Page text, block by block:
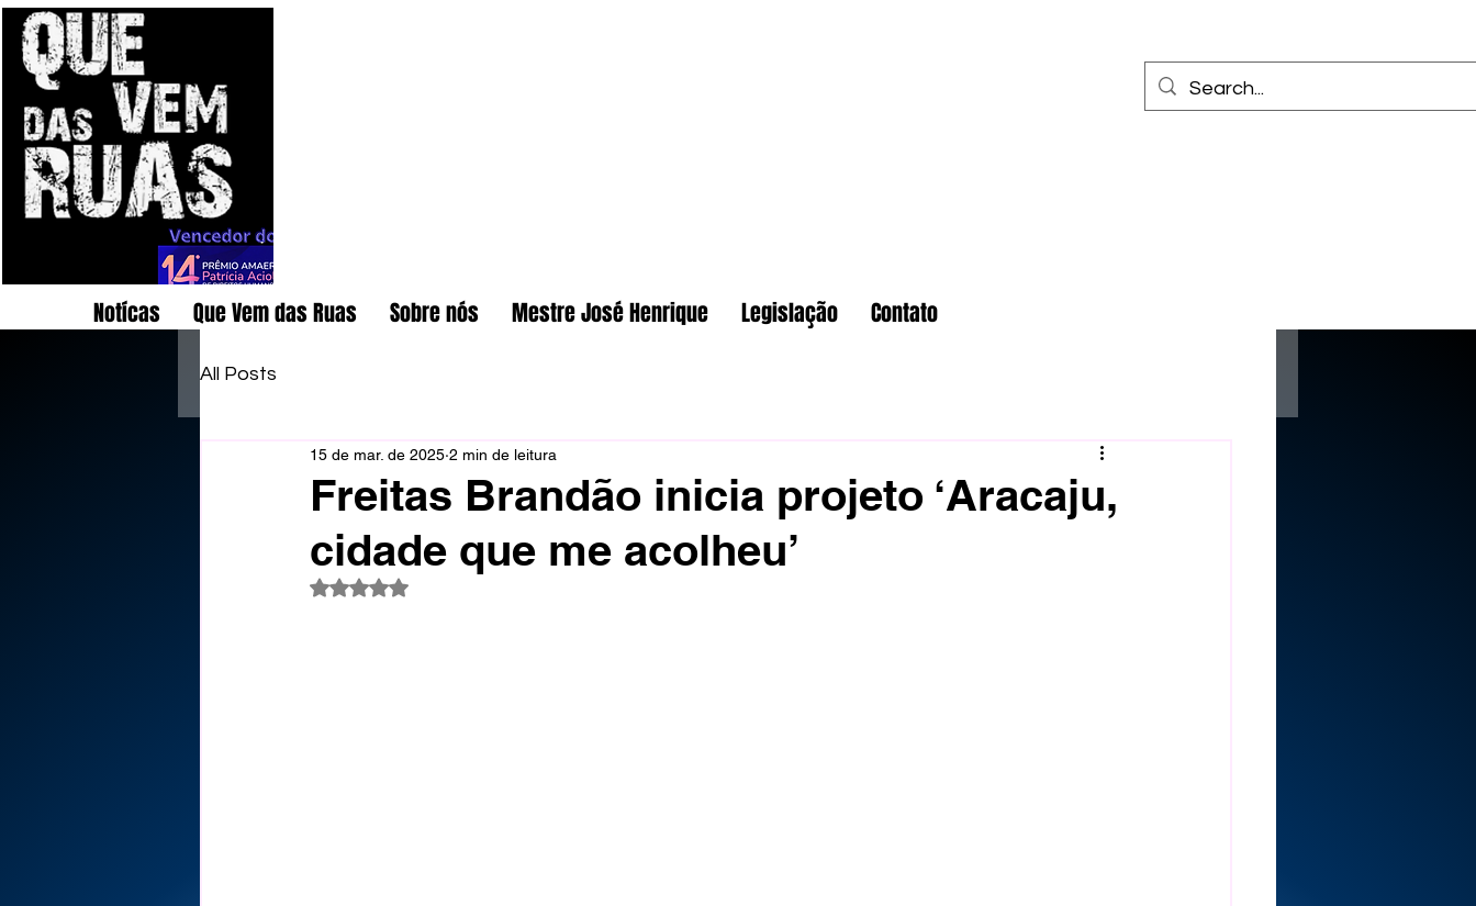
Notícas Que Vem das Ruas Sobre nós Mestre José Henrique Legislação Contato
All Posts
Freitas Brandão inicia projeto ‘Aracaju,
cidade que me acolheu’
15 de mar. de 2025 2 min de leitura
Avaliado com NaN de 5 estrelas.